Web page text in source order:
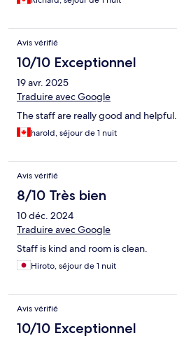
Avis vérifié
10/10 Exceptionnel
19 avr. 2025
Traduire avec Google
The staff are really good and helpful.
harold, séjour de 1 nuit
Avis vérifié
8/10 Très bien
10 déc. 2024
Traduire avec Google
Staff is kind and room is clean.
Hiroto, séjour de 1 nuit
Avis vérifié
10/10 Exceptionnel